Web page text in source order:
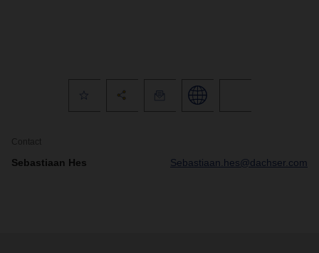
Contact
Sebastiaan Hes Sebastiaan.hes@dachser.com